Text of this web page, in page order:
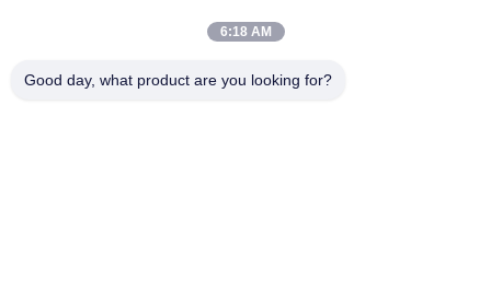
Digital, distretto di Nancheng, città di Dongguan, provincia
6:18 AM
Good day, what product are you looking for?